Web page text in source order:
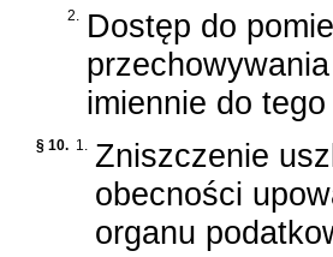
2. Dostęp do
imiennie do
§ 10. 1. Zniszczenie
obecności
organu